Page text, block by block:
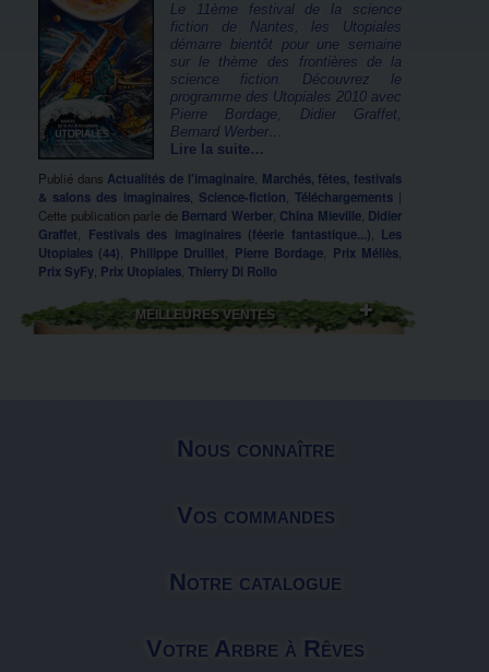
Le 11ème festival de la science
fiction de Nantes, les Utopiales
démarre bientôt pour une semaine
sur le thème des frontières de la
science fiction. Découvrez le
programme des Utopiales 2010 avec
Pierre Bordage, Didier Graffet,
Bernard Werber…
Lire la suite…
Publié dans Actualités de l'imaginaire, Marchés, fêtes, festivals
& salons des imaginaires, Science-fiction Téléchargements |
Cette publication parle de Bernard Werber, China Mieville, Didier
Graffet
Festivals des imaginaires (féerie fantastique...)
Les
Utopiales (44)
Philippe Druillet Pierre Bordage Prix Méliès
Prix SyFy Prix Utopiales Thierry Di Rollo
MEILLEURES VENTES
Nous connaître
Vos commandes
Notre catalogue
Votre Arbre à Rêves